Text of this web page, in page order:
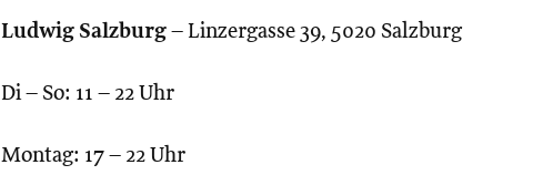
Ludwig Salzburg – Linzergasse 39, 5020 Salzburg
Di – So: 11 – 22 Uhr
Montag: 17 – 22 Uhr